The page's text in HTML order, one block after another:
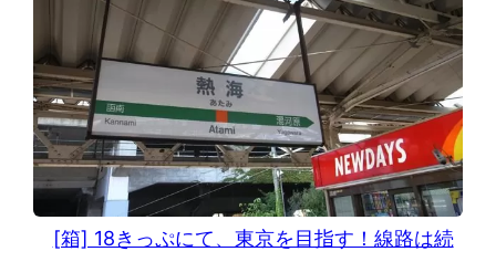
[箱] 18きっぷにて、東京を目指す！線路は続